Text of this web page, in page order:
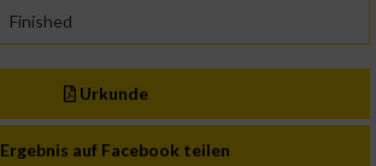
Finished
Urkunde
Ergebnis auf Facebook teilen